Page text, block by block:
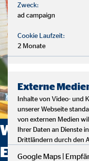
Wie sehen
Zweck:
ad campaign
Cookie Laufzeit:
2 Monate
Externe
Inhalte von Video- und
unserer Webseite
von externen Medien
Ihrer Daten an Dienste
Drittländern durch den
Google Maps |